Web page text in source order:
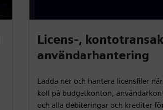
Licens-,
användarhantering
Ladda ner och hantera licensfiler
koll på budgetkonton,
och alla debiteringar och krediter